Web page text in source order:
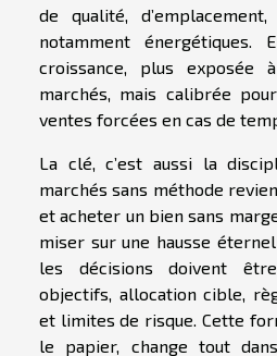
de qualité,
notamment énergétiques.
croissance, plus exposée
marchés, mais calibrée
ventes forcées en cas de
La clé, c’est aussi la
marchés sans méthode
et acheter un bien sans
miser sur une hausse
les décisions doivent
objectifs, allocation cible,
et limites de risque. Cette
le papier, change tout